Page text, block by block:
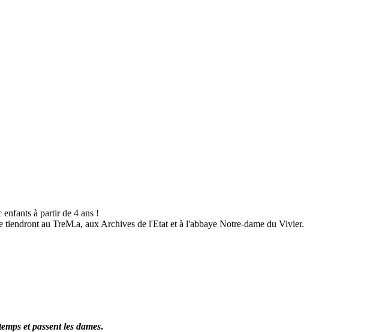
enfants à partir de 4 ans !
tiendront au TreM.a, aux Archives de l'Etat et à l'abbaye Notre-dame du Vivier.
et passent les dames.